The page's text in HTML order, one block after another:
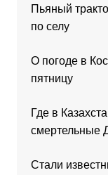
Пьяный
по селу
О погоде в
пятницу
Где в
смертельные
Стали